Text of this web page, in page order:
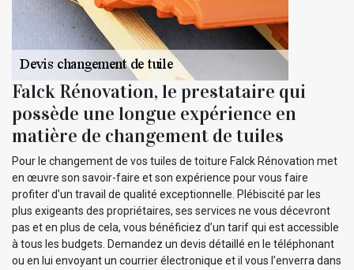
Falck Rénovation, le prestataire qui
possède une longue expérience en
matière de changement de tuiles
Pour le changement de vos tuiles de toiture Falck Rénovation met
en œuvre son savoir-faire et son expérience pour vous faire
profiter d’un travail de qualité exceptionnelle. Plébiscité par les
plus exigeants des propriétaires, ses services ne vous décevront
pas et en plus de cela, vous bénéficiez d’un tarif qui est accessible
à tous les budgets. Demandez un devis détaillé en le téléphonant
ou en lui envoyant un courrier électronique et il vous l’enverra dans